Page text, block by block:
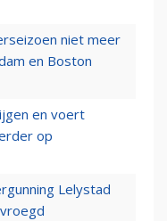
niet meer
en Boston
en voert
op
Lelystad